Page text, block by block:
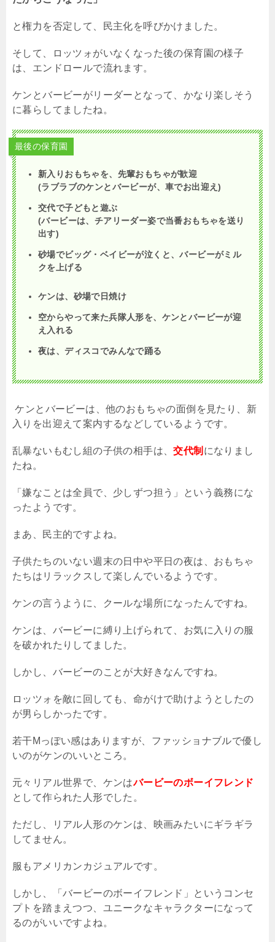
と権力を否定して、民主化を呼びかけました。
そして、ロッツォがいなくなった後の保育園の様子
は、エンドロールで流れます。
ケンとバービーがリーダーとなって、かなり楽しそう
に暮らしてましたね。
最後の保育園
新入りおもちゃを、先輩おもちゃが歓迎
(ラブラブのケンとバービーが、車でお出迎え)
交代で子どもと遊ぶ
(バービーは、チアリーダー姿で当番おもちゃを送り
出す)
砂場でビッグ・ベイビーが泣くと、バービーがミル
クを上げる
ケンは、砂場で日焼け
空からやって来た兵隊人形を、ケンとバービーが迎
え入れる
夜は、ディスコでみんなで踊る
ケンとバービーは、他のおもちゃの面倒を見たり、新
入りを出迎えて案内するなどしているようです。
乱暴ないもむし組の子供の相手は、交代制 になりまし
たね。
「嫌なことは全員で、少しずつ担う」という義務にな
ったようです。
まあ、民主的ですよね。
子供たちのいない週末の日中や平日の夜は、おもちゃ
たちはリラックスして楽しんでいるようです。
ケンの言うように、クールな場所になったんですね。
ケンは、バービーに縛り上げられて、お気に入りの服
を破かれたりしてました。
しかし、バービーのことが大好きなんですね。
ロッツォを敵に回しても、命がけで助けようとしたの
が男らしかったです。
若干M っぽい感はありますが、ファッショナブルで優し
いのがケンのいいところ。
元々リアル世界で、ケンはバービーのボーイフレンド
として作られた人形でした。
ただし、リアル人形のケンは、映画みたいにギラギラ
してません。
服もアメリカンカジュアルです。
しかし、「バービーのボーイフレンド」というコンセ
プトを踏まえつつ、ユニークなキャラクターになって
るのがいいですよね。